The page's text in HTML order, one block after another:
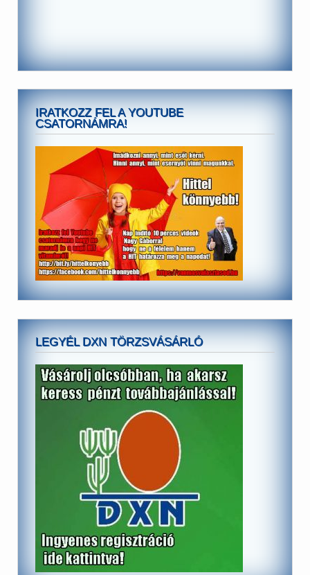
IRATKOZZ FEL A YOUTUBE
CSATORNÁMRA!
LEGYÉL DXN TÖRZSVÁSÁRLÓ